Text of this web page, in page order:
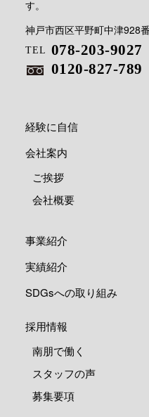
す。
神戸市西区平野町中津928
TEL 078-203-9027
0120-827-789
経験に自信
会社案内
ご挨拶
会社概要
事業紹介
実績紹介
SDGsへの取り組み
採用情報
南朋で働く
スタッフの声
募集要項